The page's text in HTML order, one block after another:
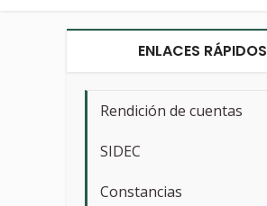
ENLACES RÁPIDOS
Rendición de cuentas
SIDEC
Constancias